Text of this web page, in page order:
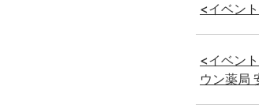
<イベン
<イベン
ウン薬局